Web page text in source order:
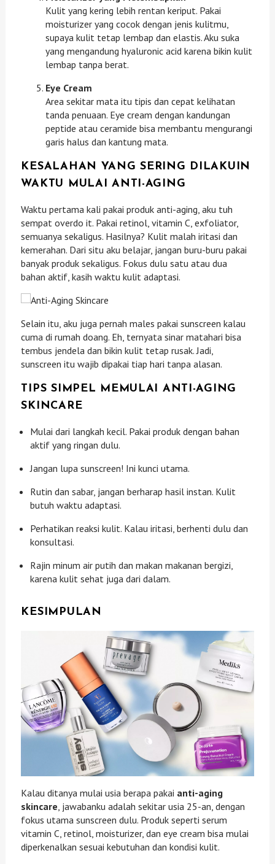
Kulit yang kering lebih rentan keriput. Pakai
moisturizer yang cocok dengan jenis kulitmu,
supaya kulit tetap lembap dan elastis. Aku suka
yang mengandung hyaluronic acid karena bikin kulit
lembap tanpa berat.
Eye Cream
Area sekitar mata itu tipis dan cepat kelihatan
tanda penuaan. Eye cream dengan kandungan
peptide atau ceramide bisa membantu mengurangi
garis halus dan kantung mata.
KESALAHAN YANG SERING DILAKUIN
WAKTU MULAI ANTI-AGING
Waktu pertama kali pakai produk anti-aging, aku tuh
sempat overdo it. Pakai retinol, vitamin C, exfoliator,
semuanya sekaligus. Hasilnya? Kulit malah iritasi dan
kemerahan. Dari situ aku belajar, jangan buru-buru pakai
banyak produk sekaligus. Fokus dulu satu atau dua
bahan aktif, kasih waktu kulit adaptasi.
Selain itu, aku juga pernah males pakai sunscreen kalau
cuma di rumah doang. Eh, ternyata sinar matahari bisa
tembus jendela dan bikin kulit tetap rusak. Jadi,
sunscreen itu wajib dipakai tiap hari tanpa alasan.
TIPS SIMPEL MEMULAI ANTI-AGING
SKINCARE
Mulai dari langkah kecil. Pakai produk dengan bahan
aktif yang ringan dulu.
Jangan lupa sunscreen! Ini kunci utama.
Rutin dan sabar, jangan berharap hasil instan. Kulit
butuh waktu adaptasi.
Perhatikan reaksi kulit. Kalau iritasi, berhenti dulu dan
konsultasi.
Rajin minum air putih dan makan makanan bergizi,
karena kulit sehat juga dari dalam.
KESIMPULAN
Kalau ditanya mulai usia berapa pakai anti-aging
skincare , jawabanku adalah sekitar usia 25-an, dengan
fokus utama sunscreen dulu. Produk seperti serum
vitamin C, retinol, moisturizer, dan eye cream bisa mulai
diperkenalkan sesuai kebutuhan dan kondisi kulit.